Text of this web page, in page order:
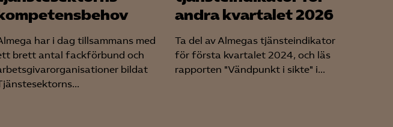
har i dag tillsammans med
brett antal fackförbund och
bildat
andra kvartalet 2026
Ta del av Almegas tjänsteindikator
för första kvartalet 2024, och läs
rapporten "Vändpunkt i sikte" i...